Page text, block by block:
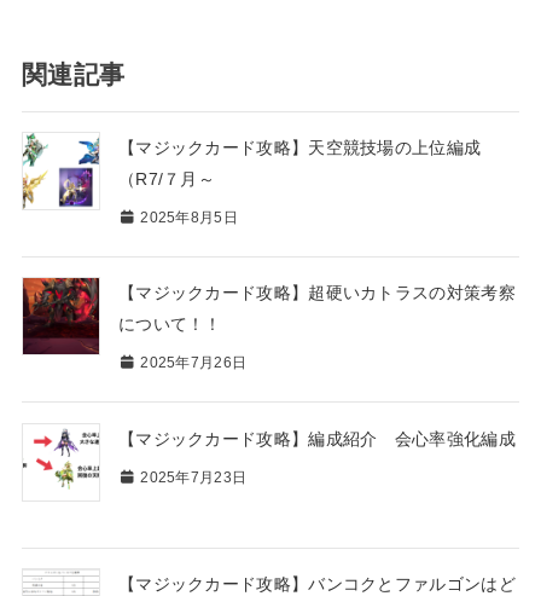
関連記事
【マジックカード攻略】天空競技場の上位編成
（R7/７月～
2025年8月5日
【マジックカード攻略】超硬いカトラスの対策考察
について！！
2025年7月26日
【マジックカード攻略】編成紹介 会心率強化編成
2025年7月23日
【マジックカード攻略】バンコクとファルゴンはど